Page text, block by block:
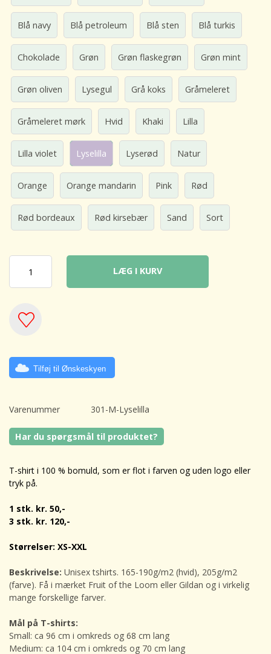
Blå navy Blå petroleum Blå sten Blå turkis
Chokolade Grøn Grøn flaskegrøn Grøn mint
Grøn oliven Lysegul Grå koks Gråmeleret
Gråmeleret mørk Hvid Khaki Lilla
Lilla violet Lyselilla Lyserød Natur
Orange Orange mandarin Pink Rød
Rød bordeaux Rød kirsebær Sand Sort
LÆG I KURV
Tilføj til Ønskeskyen
Varenummer 301-M-Lyselilla
Har du spørgsmål til produktet?
T-shirt i 100 % bomuld, som er flot i farven og uden logo eller
tryk på.
1 stk. kr. 50,-
3 stk. kr. 120,-
Størrelser: XS-XXL
Beskrivelse: Unisex tshirts. 165-190g/m2 (hvid), 205g/m2
(farve). Få i mærket Fruit of the Loom eller Gildan og i virkelig
mange forskellige farver.
Mål på T-shirts:
Small: ca 96 cm i omkreds og 68 cm lang
Medium: ca 104 cm i omkreds og 70 cm lang